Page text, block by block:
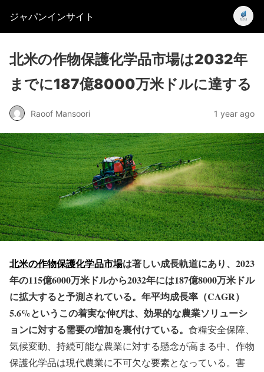
ジャパンインサイト
北米の作物保護化学品市場は2032年
までに187億8000万米ドルに達する
Raoof Mansoori 1 year ago
北米の作物保護化学品市場は著しい成長軌道にあり、2023
年の115億6000万米ドルから2032年には187億8000万米ドル
に拡大すると予測されている。年平均成長率（CAGR）
5.6%というこの着実な伸びは、効果的な農業ソリューシ
ョンに対する需要の増加を裏付けている。 食糧安全保障、
気候変動、持続可能な農業に対する懸念が高まる中、作物
保護化学品は現代農業に不可欠な要素となっている。害